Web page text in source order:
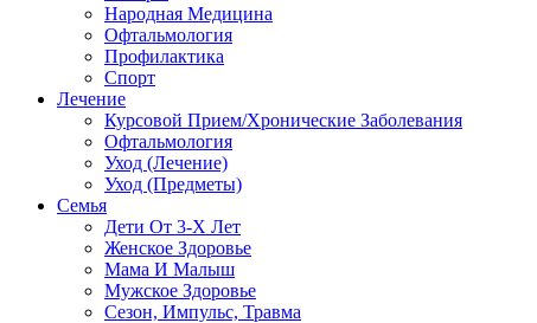
Народная Медицина
Офтальмология
Профилактика
Спорт
Лечение
Курсовой Прием/Хронические Заболевания
Офтальмология
Уход (Лечение)
Уход (Предметы)
Семья
Дети От 3-Х Лет
Женское Здоровье
Мама И Малыш
Мужское Здоровье
Сезон, Импульс, Травма